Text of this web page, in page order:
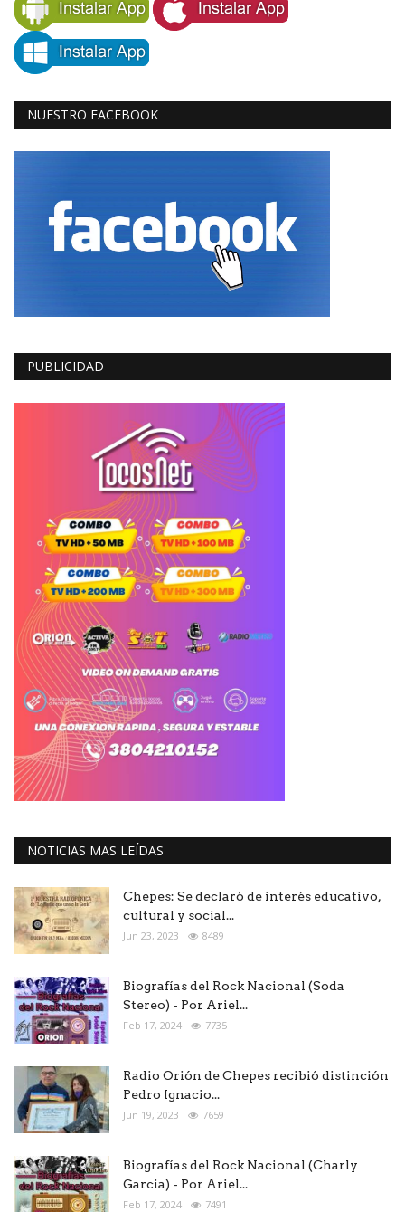
NUESTRO FACEBOOK
PUBLICIDAD
NOTICIAS MAS LEÍDAS
Chepes: Se declaró de interés educativo,
cultural y social...
Jun 23, 2023 8489
Biografías del Rock Nacional (Soda
Stereo) - Por Ariel...
Feb 17, 2024 7735
Radio Orión de Chepes recibió distinción
Pedro Ignacio...
Jun 19, 2023 7659
Biografías del Rock Nacional (Charly
Garcia) - Por Ariel...
Feb 17, 2024 7491